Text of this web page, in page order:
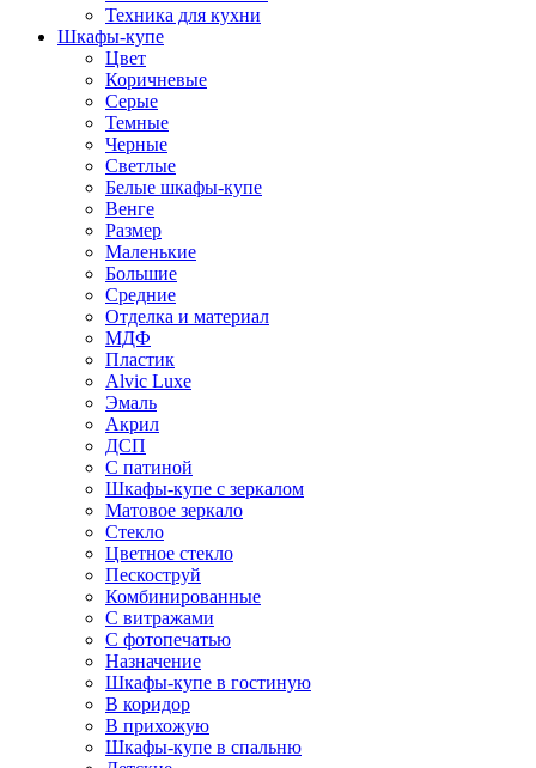
Техника для кухни
Шкафы-купе
Цвет
Коричневые
Серые
Темные
Черные
Светлые
Белые шкафы-купе
Венге
Размер
Маленькие
Большие
Средние
Отделка и материал
МДФ
Пластик
Alvic Luxe
Эмаль
Акрил
ДСП
С патиной
Шкафы-купе с зеркалом
Матовое зеркало
Стекло
Цветное стекло
Пескоструй
Комбинированные
С витражами
С фотопечатью
Назначение
Шкафы-купе в гостиную
В коридор
В прихожую
Шкафы-купе в спальню